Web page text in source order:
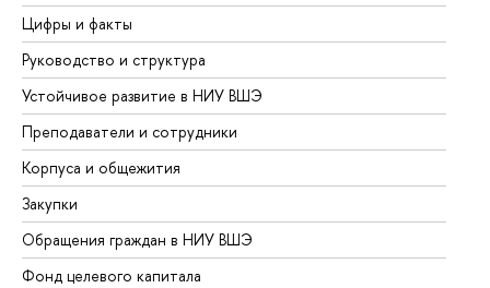
Цифры и факты
Руководство и структура
Устойчивое развитие в НИУ ВШЭ
Преподаватели и сотрудники
Корпуса и общежития
Закупки
Обращения граждан в НИУ ВШЭ
Фонд целевого капитала